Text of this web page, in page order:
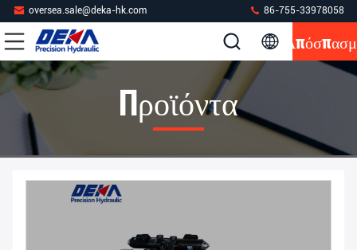
oversea.sale@deka-hk.com 86-755-33978058
Προϊόντα